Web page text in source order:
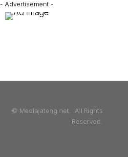
- Advertisement -
© Mediajateng.net. All Rights
Reserved.